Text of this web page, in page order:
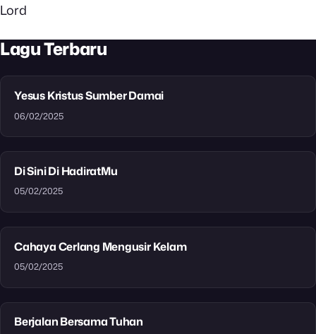
Lord
Lagu Terbaru
Yesus Kristus Sumber Damai
06/02/2025
Di Sini Di HadiratMu
05/02/2025
Cahaya Cerlang Mengusir Kelam
05/02/2025
Berjalan Bersama Tuhan